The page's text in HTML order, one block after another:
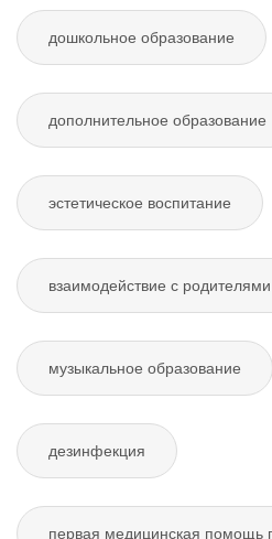
дошкольное образование
дополнительное образование
эстетическое воспитание
взаимодействие с родителями
музыкальное образование
дезинфекция